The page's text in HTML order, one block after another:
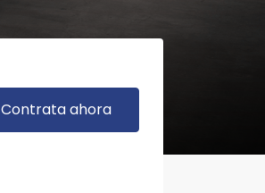
Contrata ahora